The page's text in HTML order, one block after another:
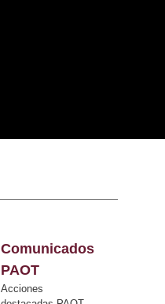
Comunicados
PAOT
Acciones